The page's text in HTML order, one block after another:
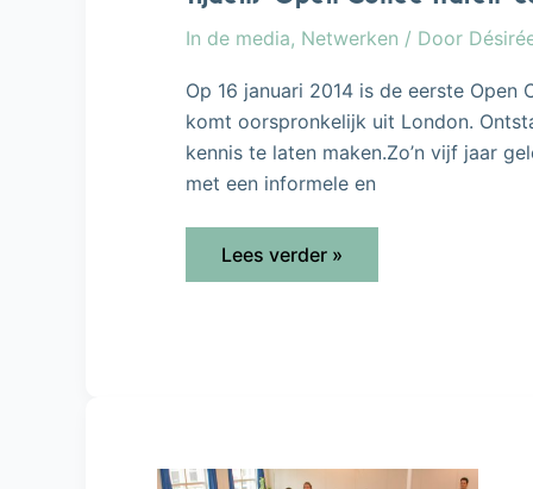
In de media, Netwerken / Door
Op 16 januari 2014 is de eerste
komt oorspronkelijk uit London.
kennis te laten maken.Zo’n vijf jaar
met een informele en
Lees verder »